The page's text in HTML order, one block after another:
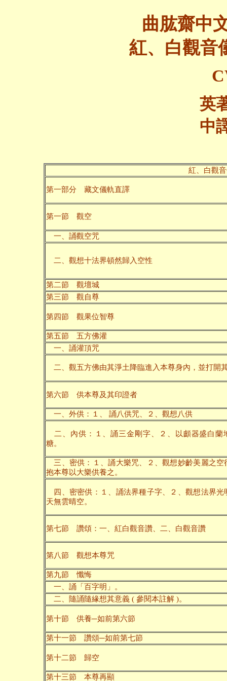
曲肱齋中
紅、白觀音
英
中
紅、白觀
第一部分 藏文儀軌直譯
第一節 觀空
一、誦觀空咒
二、觀想十法界頓然歸入空性
第二節 觀壇城
第三節 觀自尊
第四節 觀果位智尊
第五節 五方佛灌
一、誦灌頂咒
二、觀五方佛由其淨土降臨進入本尊身內，並打開
第六節 供本尊及其印證者
一、外供：１、 誦八供咒、２、觀想八供
二、內供：１、誦三金剛字、２、以顱器盛白蘭
糖。
三、密供：１、誦大樂咒、２、觀想妙齡美麗之空
抱本尊以大樂供養之。
四、密密供：１、誦法界種子字、２、觀想法界光
天無雲晴空。
第七節 讚頌：一、紅白觀音讚、二、白觀音讚
第八節 觀想本尊咒
第九節 懺悔
一、誦「百字明」。
二、隨誦隨緣想其意義 ( 參閱本註解 )。
第十節 供養─如前第六節
第十一節 讚頌─如前第七節
第十二節 歸空
第十三節 本尊再顯